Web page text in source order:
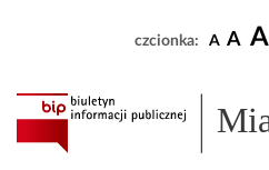
czcionka: A A A